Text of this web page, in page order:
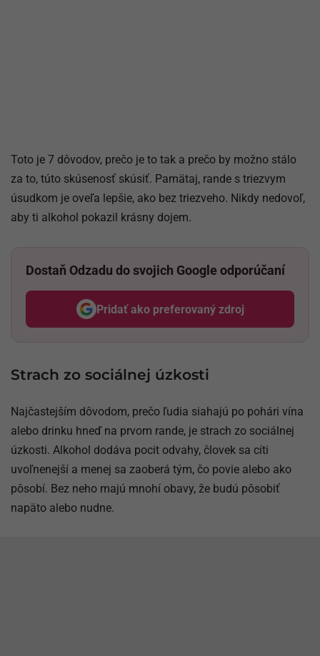
Toto je 7 dôvodov, prečo je to tak a prečo by možno stálo
za to, túto skúsenosť skúsiť. Pamätaj, rande s triezvym
úsudkom je oveľa lepšie, ako bez triezveho. Nikdy nedovoľ,
aby ti alkohol pokazil krásny dojem.
Dostaň Odzadu do svojich Google odporúčaní
Pridať ako preferovaný zdroj
Odzadu, odkaz sa otvorí v
Strach zo sociálnej úzkosti
Najčastejším dôvodom, prečo ľudia siahajú po pohári vína
alebo drinku hneď na prvom rande, je strach zo sociálnej
úzkosti. Alkohol dodáva pocit odvahy, človek sa cíti
uvoľnenejší a menej sa zaoberá tým, čo povie alebo ako
pôsobí. Bez neho majú mnohí obavy, že budú pôsobiť
napäto alebo nudne.